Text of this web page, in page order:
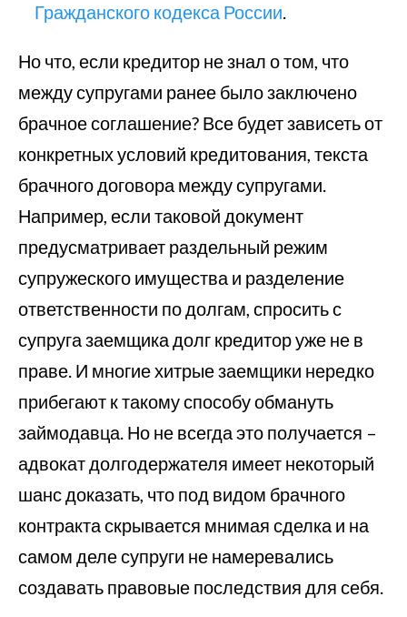
Гражданского кодекса России.
Но что, если кредитор не знал о том, что
между супругами ранее было заключено
брачное соглашение? Все будет зависеть от
конкретных условий кредитования, текста
брачного договора между супругами.
Например, если таковой документ
предусматривает раздельный режим
супружеского имущества и разделение
ответственности по долгам, спросить с
супруга заемщика долг кредитор уже не в
праве. И многие хитрые заемщики нередко
прибегают к такому способу обмануть
займодавца. Но не всегда это получается –
адвокат долгодержателя имеет некоторый
шанс доказать, что под видом брачного
контракта скрывается мнимая сделка и на
самом деле супруги не намеревались
создавать правовые последствия для себя.